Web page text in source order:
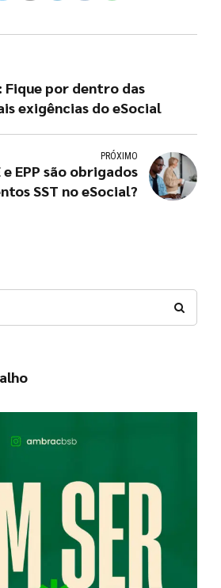
Fique por dentro das
exigências do eSocial
PRÓXIMO
EPP são obrigados
SST no eSocial?